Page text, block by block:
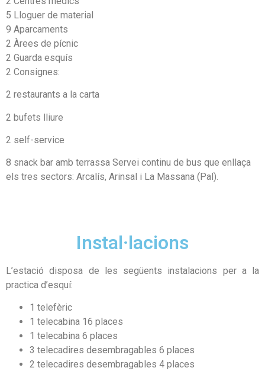
5 Lloguer de material
9 Aparcaments
2 Àrees de pícnic
2 Guarda esquís
2 Consignes:
2 restaurants a la carta
2 bufets lliure
2 self-service
8 snack bar amb terrassa Servei continu de bus que enllaça
els tres sectors: Arcalís, Arinsal i La Massana (Pal).
Instal·lacions
L’estació disposa de les següents instalacions per a la
practica d’esquí:
1 telefèric
1 telecabina 16 places
1 telecabina 6 places
3 telecadires desembragables 6 places
2 telecadires desembragables 4 places